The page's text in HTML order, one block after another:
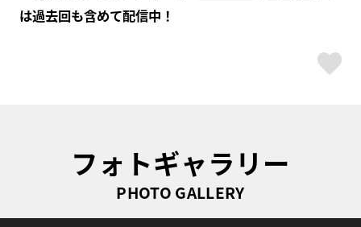
は過去回も含めて配信中！
フォトギャラリー
PHOTO GALLERY